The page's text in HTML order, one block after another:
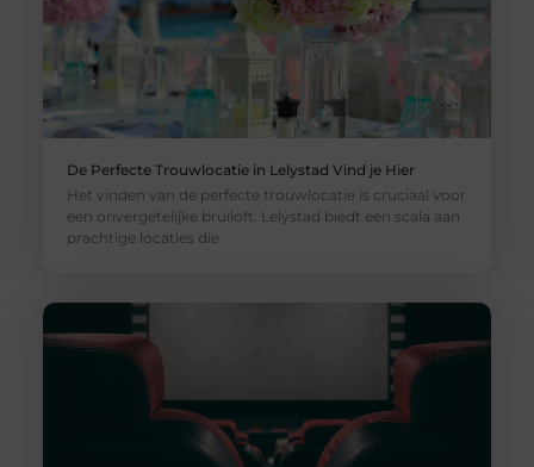
De Perfecte Trouwlocatie in Lelystad Vind je Hier
Het vinden van de perfecte trouwlocatie is cruciaal voor
een onvergetelijke bruiloft. Lelystad biedt een scala aan
prachtige locaties die